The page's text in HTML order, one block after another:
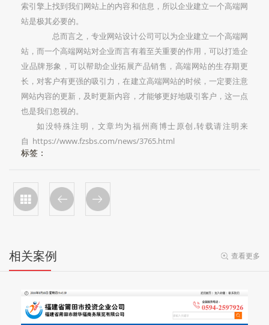
索引擎上找到我们网站上的内容和信息，所以企业建立一个高端网
站是极其必要的。
总而言之，专业网站设计公司可以为企业建立一个高端网
站，而一个高端网站对企业而言有着至关重要的作用，可以打造企
业品牌形象，可以帮助企业拓展产品销售，高端网站的生存期更
长，对客户有更强的吸引力，在建立高端网站的时候，一定要注意
网站内容的更新，及时更新内容，才能够更好地吸引客户，这一点
也是我们忽视的。
如没特殊注明，文章均为福州商博士原创,转载请注明来
自 https://www.fzsbs.com/news/3765.html
标签：
相关案例 查看更多